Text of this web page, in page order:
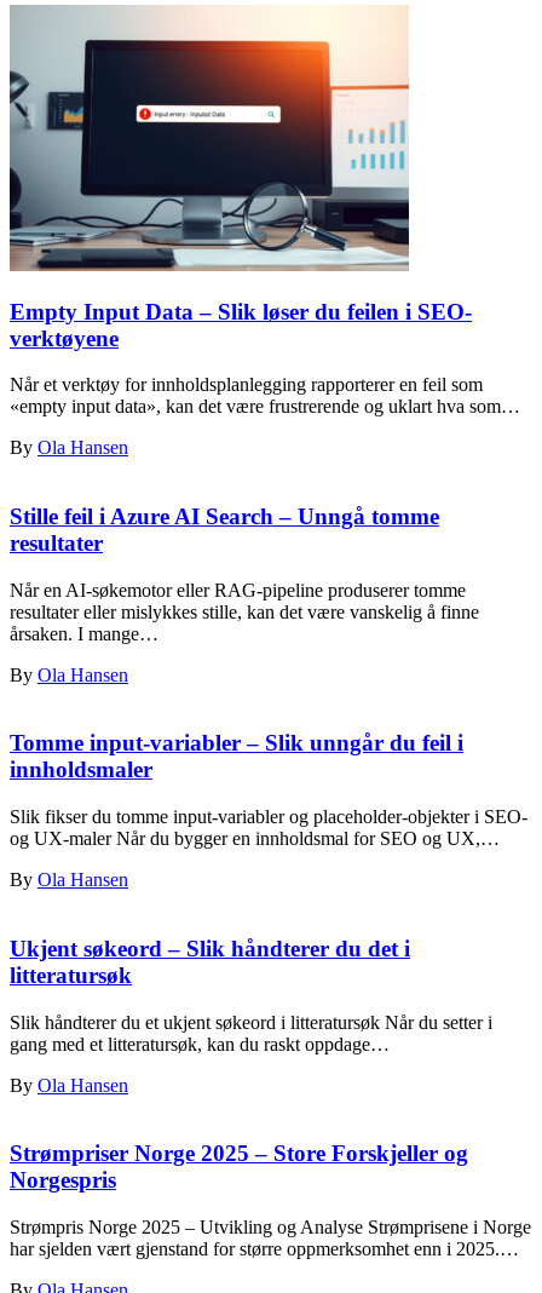
Empty Input Data – Slik løser du feilen i SEO-
verktøyene
Når et verktøy for innholdsplanlegging rapporterer en feil som
«empty input data», kan det være frustrerende og uklart hva som…
By Ola Hansen
Stille feil i Azure AI Search – Unngå tomme
resultater
Når en AI-søkemotor eller RAG-pipeline produserer tomme
resultater eller mislykkes stille, kan det være vanskelig å finne
årsaken. I mange…
By Ola Hansen
Tomme input-variabler – Slik unngår du feil i
innholdsmaler
Slik fikser du tomme input-variabler og placeholder-objekter i SEO-
og UX-maler Når du bygger en innholdsmal for SEO og UX,…
By Ola Hansen
Ukjent søkeord – Slik håndterer du det i
litteratursøk
Slik håndterer du et ukjent søkeord i litteratursøk Når du setter i
gang med et litteratursøk, kan du raskt oppdage…
By Ola Hansen
Strømpriser Norge 2025 – Store Forskjeller og
Norgespris
Strømpris Norge 2025 – Utvikling og Analyse Strømprisene i Norge
har sjelden vært gjenstand for større oppmerksomhet enn i 2025.…